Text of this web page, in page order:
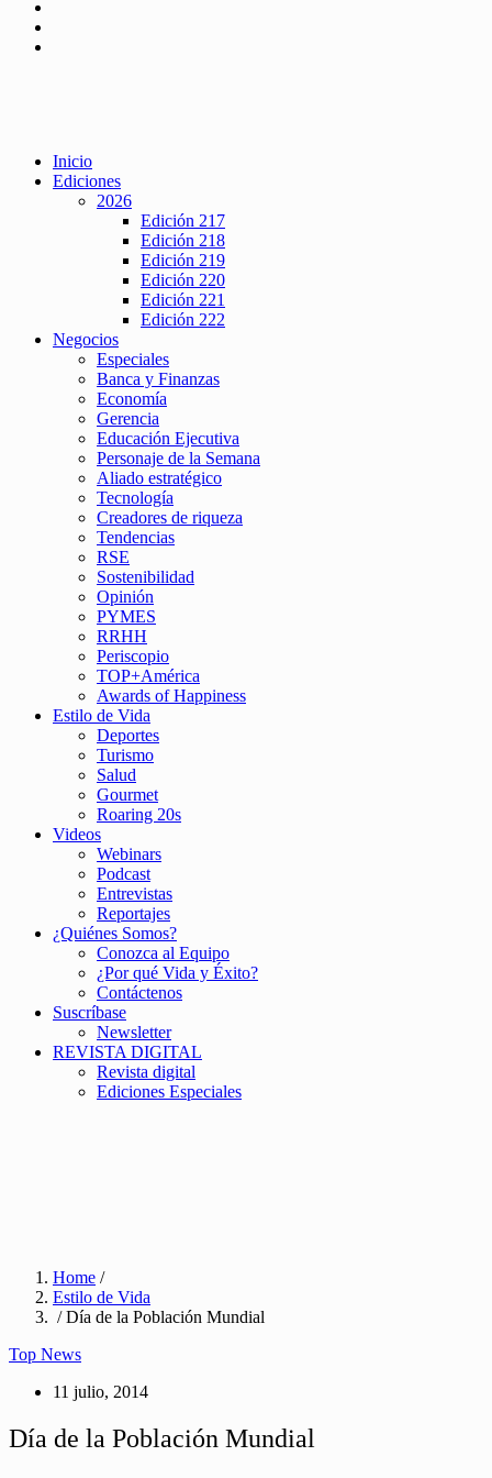
Inicio
Ediciones
2026
Edición 217
Edición 218
Edición 219
Edición 220
Edición 221
Edición 222
Negocios
Especiales
Banca y Finanzas
Economía
Gerencia
Educación Ejecutiva
Personaje de la Semana
Aliado estratégico
Tecnología
Creadores de riqueza
Tendencias
RSE
Sostenibilidad
Opinión
PYMES
RRHH
Periscopio
TOP+América
Awards of Happiness
Estilo de Vida
Deportes
Turismo
Salud
Gourmet
Roaring 20s
Videos
Webinars
Podcast
Entrevistas
Reportajes
¿Quiénes Somos?
Conozca al Equipo
¿Por qué Vida y Éxito?
Contáctenos
Suscríbase
Newsletter
REVISTA DIGITAL
Revista digital
Ediciones Especiales
Home /
Estilo de Vida
/ Día de la Población Mundial
Top News
11 julio, 2014
Día de la Población Mundial